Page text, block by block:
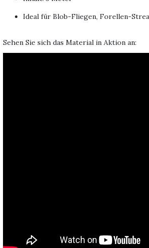
Ideal für Blob-Fliegen, Forellen-
Sehen Sie sich das Material in Aktion an: